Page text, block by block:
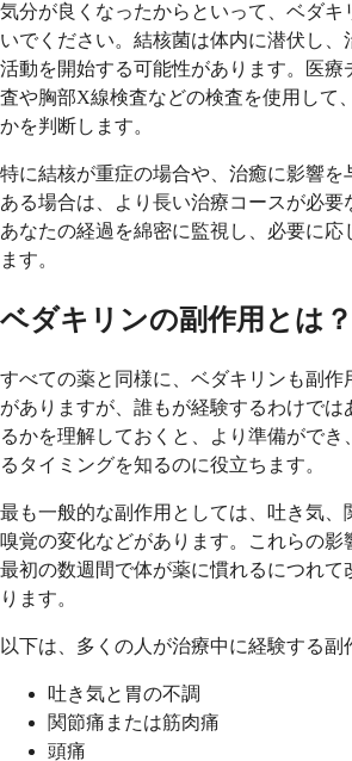
気分が良くなったからといって、ベダキ
いでください。結核菌は体内に潜伏し、
活動を開始する可能性があります。医療
査や胸部X線検査などの検査を使用して
かを判断します。
特に結核が重症の場合や、治癒に影響を
ある場合は、より長い治療コースが必要
あなたの経過を綿密に監視し、必要に応
ます。
ベダキリンの副作用とは？
すべての薬と同様に、ベダキリンも副作
がありますが、誰もが経験するわけでは
るかを理解しておくと、より準備ができ
るタイミングを知るのに役立ちます。
最も一般的な副作用としては、吐き気、
嗅覚の変化などがあります。これらの影
最初の数週間で体が薬に慣れるにつれて
ります。
以下は、多くの人が治療中に経験する副
吐き気と胃の不調
関節痛または筋肉痛
頭痛